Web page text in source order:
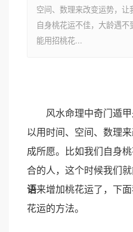
空间、数理来改变运势，
自身桃花运不佳，大龄遇
能用招桃花...
风水命理中奇门遁甲
以用时间、空间、数理
成所愿。比如我们自身
合的人，这个时候我们
语来增加桃花运了，下
花运的方法。